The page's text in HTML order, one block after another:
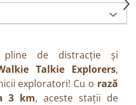
pline de distracție și
Talkie Explorers,
exploratori! Cu o rază
3 km, aceste stații de